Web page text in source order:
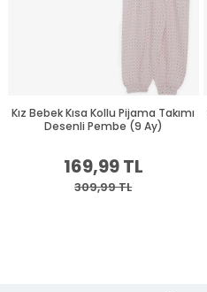
Kız Bebek Kısa Kollu Pijama Takımı
Desenli Pembe (9 Ay)
169,99 TL
309,99 TL